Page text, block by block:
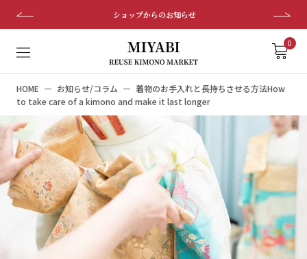
し
ン
テ
ン
ツ
に
ショップからのお知らせ
0
HOME お知らせ/コラム
着物のお手入れと長持ちさせる方法How
to take care of a kimono and make it last longer